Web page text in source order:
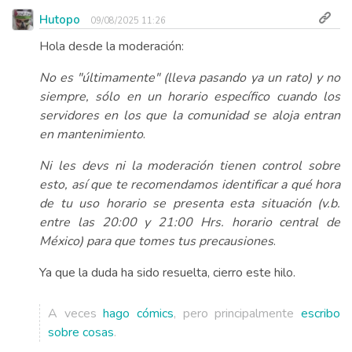
Hutopo 09/08/2025 11:26
Hola desde la moderación:
No es "últimamente" (lleva pasando ya un rato) y no
siempre, sólo en un horario específico cuando los
servidores en los que la comunidad se aloja entran
en mantenimiento.
Ni les devs ni la moderación tienen control sobre
esto, así que te recomendamos identificar a qué hora
de tu uso horario se presenta esta situación (v.b.
entre las 20:00 y 21:00 Hrs. horario central de
México) para que tomes tus precausiones.
Ya que la duda ha sido resuelta, cierro este hilo.
A veceshago cómics, pero principalmenteescribo
sobre cosas.